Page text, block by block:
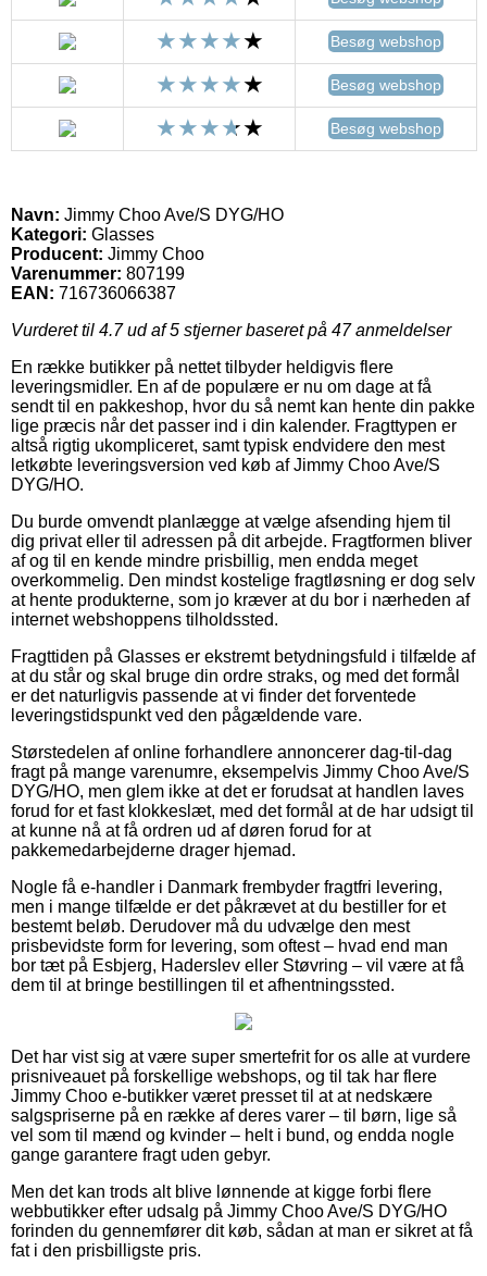
Besøg webshop
Besøg webshop
Besøg webshop
Navn: Jimmy Choo Ave/S DYG/HO
Kategori: Glasses
Producent: Jimmy Choo
Varenummer: 807199
EAN: 716736066387
Vurderet til 4.7ud af 5 stjerner baseret på 47anmeldelser
En række butikker på nettet tilbyder heldigvis flere
leveringsmidler. En af de populære er nu om dage at få
sendt til en pakkeshop, hvor du så nemt kan hente din pakke
lige præcis når det passer ind i din kalender. Fragttypen er
altså rigtig ukompliceret, samt typisk endvidere den mest
letkøbte leveringsversion ved køb af Jimmy Choo Ave/S
DYG/HO.
Du burde omvendt planlægge at vælge afsending hjem til
dig privat eller til adressen på dit arbejde. Fragtformen bliver
af og til en kende mindre prisbillig, men endda meget
overkommelig. Den mindst kostelige fragtløsning er dog selv
at hente produkterne, som jo kræver at du bor i nærheden af
internet webshoppens tilholdssted.
Fragttiden på Glasses er ekstremt betydningsfuld i tilfælde af
at du står og skal bruge din ordre straks, og med det formål
er det naturligvis passende at vi finder det forventede
leveringstidspunkt ved den pågældende vare.
Størstedelen af online forhandlere annoncerer dag-til-dag
fragt på mange varenumre, eksempelvis Jimmy Choo Ave/S
DYG/HO, men glem ikke at det er forudsat at handlen laves
forud for et fast klokkeslæt, med det formål at de har udsigt til
at kunne nå at få ordren ud af døren forud for at
pakkemedarbejderne drager hjemad.
Nogle få e-handler i Danmark frembyder fragtfri levering,
men i mange tilfælde er det påkrævet at du bestiller for et
bestemt beløb. Derudover må du udvælge den mest
prisbevidste form for levering, som oftest – hvad end man
bor tæt på Esbjerg, Haderslev eller Støvring – vil være at få
dem til at bringe bestillingen til et afhentningssted.
Det har vist sig at være super smertefrit for os alle at vurdere
prisniveauet på forskellige webshops, og til tak har flere
Jimmy Choo e-butikker været presset til at at nedskære
salgspriserne på en række af deres varer – til børn, lige så
vel som til mænd og kvinder – helt i bund, og endda nogle
gange garantere fragt uden gebyr.
Men det kan trods alt blive lønnende at kigge forbi flere
webbutikker efter udsalg på Jimmy Choo Ave/S DYG/HO
forinden du gennemfører dit køb, sådan at man er sikret at få
fat i den prisbilligste pris.